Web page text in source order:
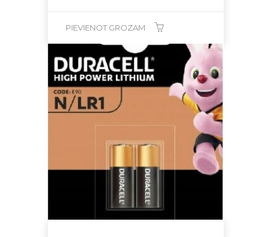
PIEVIENOT GROZAM